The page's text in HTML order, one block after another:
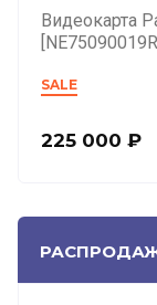
Видеокарта
SALE
225 000 ₽